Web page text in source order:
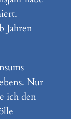
Jahren
Nur
ich den